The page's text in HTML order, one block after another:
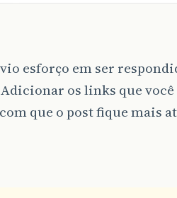
esforço em ser
os links que
que o post fique mais